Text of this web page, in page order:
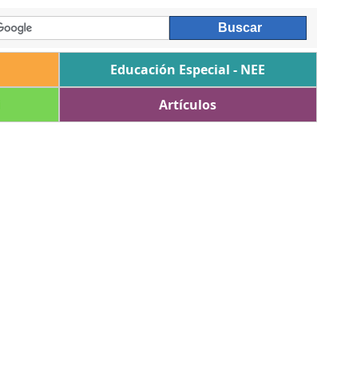
Educación Especial - NEE
Artículos